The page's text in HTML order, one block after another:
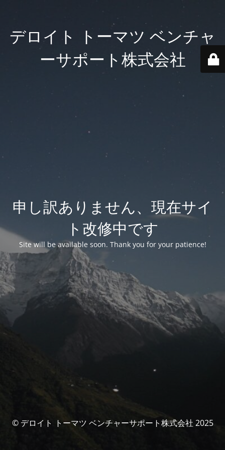
デロイト トーマツ ベンチャ
ーサポート株式会社
申し訳ありません、現在サイ
ト改修中です
Site will be available soon. Thank you for your patience!
© デロイト トーマツ ベンチャーサポート株式会社 2025